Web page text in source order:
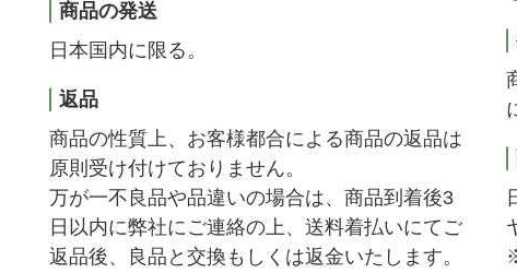
商品の発送
日本国内に限る。
返品
商品の性質上、お客様都合による商品の返品は
原則受け付けておりません。
万が一不良品や品違いの場合は、商品到着後3
日以内に弊社にご連絡の上、送料着払いにてご
返品後、良品と交換もしくは返金いたします。